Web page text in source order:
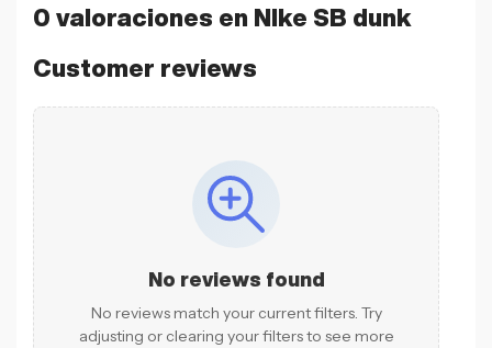
0 valoraciones en NIke SB dunk
Customer reviews
No reviews found
No reviews match your current filters. Try
adjusting or clearing your filters to see more